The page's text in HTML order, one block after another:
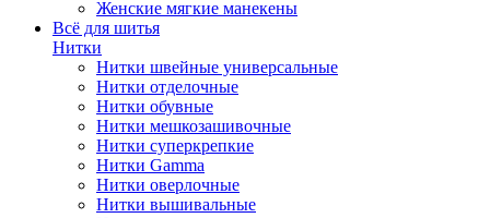
Женские мягкие манекены
Всё для шитья
Нитки
Нитки швейные универсальные
Нитки отделочные
Нитки обувные
Нитки мешкозашивочные
Нитки суперкрепкие
Нитки Gamma
Нитки оверлочные
Нитки вышивальные